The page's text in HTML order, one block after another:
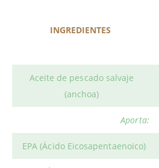
INGREDIENTES
Aceite de pescado salvaje
(anchoa)
Aporta:
EPA (Ácido Eicosapentaenoico)